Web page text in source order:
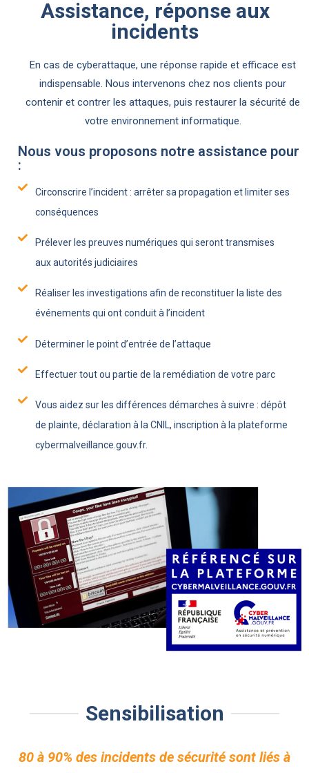
Assistance, réponse aux
incidents
En cas de cyberattaque, une réponse rapide et efficace est
indispensable. Nous intervenons chez nos clients pour
contenir et contrer les attaques, puis restaurer la sécurité de
votre environnement informatique.
Nous vous proposons notre assistance pour
:
Circonscrire l’incident : arrêter sa propagation et limiter ses
conséquences
Prélever les preuves numériques qui seront transmises
aux autorités judiciaires
Réaliser les investigations afin de reconstituer la liste des
événements qui ont conduit à l’incident
Déterminer le point d’entrée de l’attaque
Effectuer tout ou partie de la remédiation de votre parc
Vous aidez sur les différences démarches à suivre : dépôt
de plainte, déclaration à la CNIL, inscription à la plateforme
cybermalveillance.gouv.fr.
Sensibilisation
80 à 90% des incidents de sécurité sont liés à